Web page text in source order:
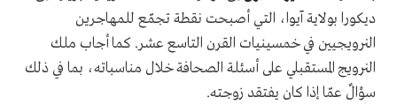
ديكورا بولاية آيوا، التي أصبحت نقطة تجمّع للمهاجرين
النرويجيين في خمسينيات القرن التاسع عشر. كما أجاب ملك
النرويج المستقبلي على أسئلة الصحافة خلال مناسباته، بما في ذلك
سؤالٌ عمّا إذا كان يفتقد زوجته.